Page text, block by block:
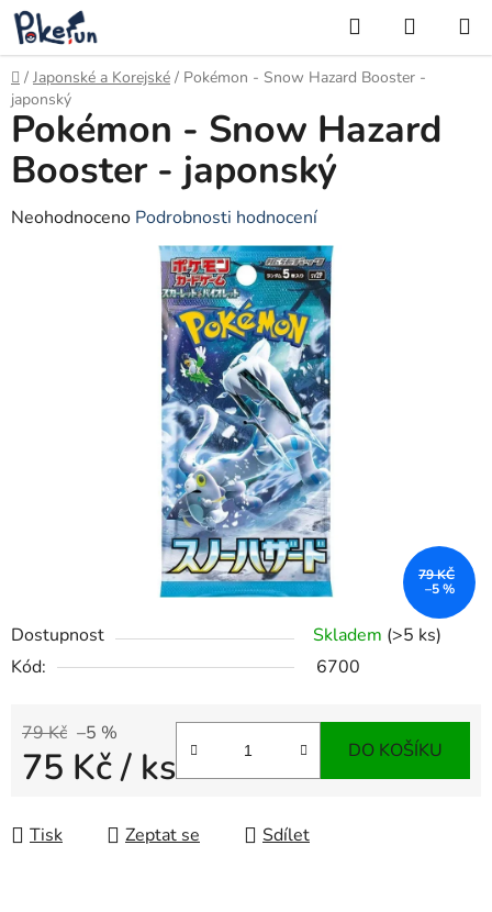
Přejít
na
obsah
Hledat
KOŠÍK
Domů
/ Japonské a Korejské / Pokémon - Snow Hazard Booster -
japonský
Dostupnost Skladem (>5 ks)
Kód:
6700
79 Kč –5 %
75 Kč/ ks DO KOŠÍKU
Tisk Zeptat se Sdílet
Pokémon - Snow Hazard
Booster - japonský
Průměrné
Neohodnoceno Podrobnosti hodnocení
79 KČ
–5 %